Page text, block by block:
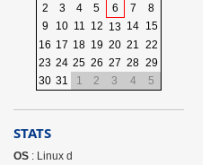
2
3 4 5 6 7
8
9
10 11 12 13 14 15
16 17 18 19 20 21 22
23 24 25 26 27 28 29
30 31 1 2 3 4 5
STATS
OS: Linux d